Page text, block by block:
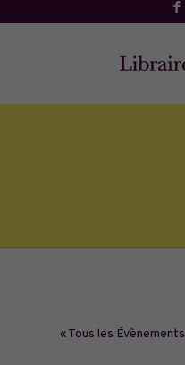
« Tous les Évènements